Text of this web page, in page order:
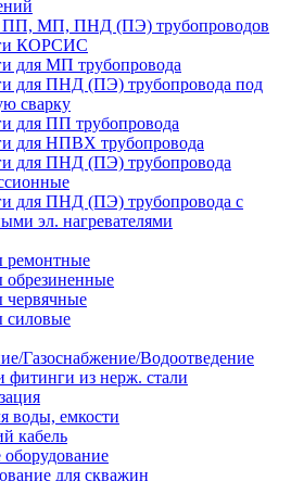
ПП, МП, ПНД (ПЭ) трубопроводов
КОРСИС
для МП трубопровода
для ПНД (ПЭ) трубопровода под
сварку
для ПП трубопровода
для НПВХ трубопровода
для ПНД (ПЭ) трубопровода
для ПНД (ПЭ) трубопровода с
эл. нагревателями
ремонтные
обрезиненные
червячные
силовые
Газоснабжение/Водоотведение
фитинги из нерж. стали
воды, емкости
кабель
оборудование
для скважин